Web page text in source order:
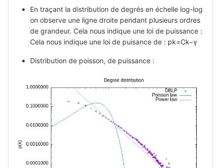
En traçant la distribution de degrés en échelle log-log
on observe une ligne droite pendant plusieurs ordres
de grandeur. Cela nous indique une loi de puissance :
Cela nous indique une loi de puisance de : pk​=Ck−γ
Distribution de poisson, de puissance :